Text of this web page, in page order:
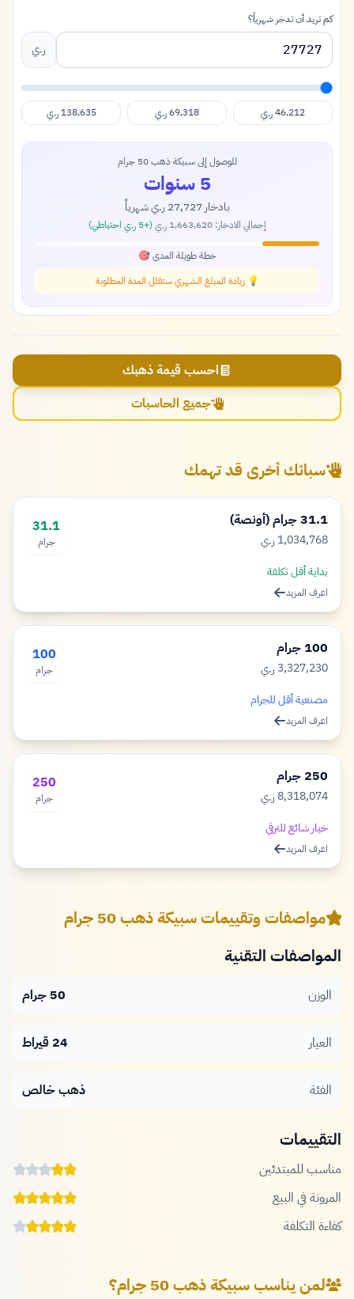
كم تريد أن تدخر شهرياً؟
ر.ي
46,212ر.ي 69,318ر.ي 138,635ر.ي
للوصول إلى سبيكة ذهب 50 جرام
5 سنوات
بادخار27,727 ر.يشهرياً
إجمالي الادخار:1,663,620 ر.ي (+
5 ر.ي احتياطي)
خطة طويلة المدى 🎯
💡 زيادة المبلغ الشهري ستقلل المدة المطلوبة
احسب قيمة ذهبك
جميع الحاسبات
سبائك أخرى قد تهمك
31.1 جرام (أونصة)
1,034,768 ريال
ر.ي
31.1
جرام
بداية أقل تكلفة
اعرف المزيد
100 جرام
3,327,230ريال
ر.ي
100
جرام
مصنعية أقل للجرام
اعرف المزيد
250 جرام
8,318,074 ريال
ر.ي
250
جرام
خيار شائع للترقي
اعرف المزيد
مواصفات وتقييمات سبيكة ذهب 50 جرام
المواصفات التقنية
الوزن 50 جرام
العيار 24 قيراط
الفئة ذهب خالص
التقييمات
مناسب للمبتدئين
المرونة في البيع
كفاءة التكلفة
لمن يناسب سبيكة ذهب 50 جرام؟